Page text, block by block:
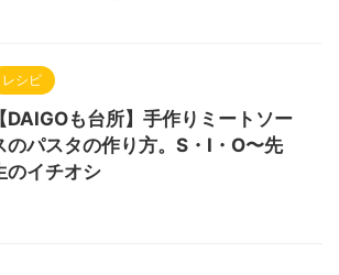
レシピ
【DAIGOも台所】手作りミートソー
のパスタの作り方。S・I・O〜先
のイチオシ